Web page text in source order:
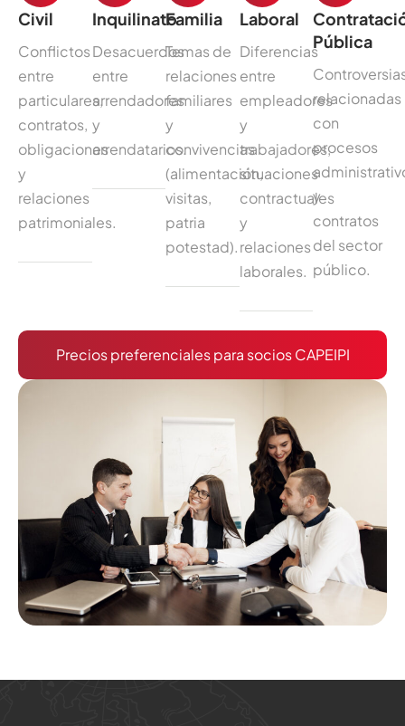
Civil
Conflictos
entre
particulares,
contratos,
obligaciones
y
relaciones
patrimoniales.
Inquilinato
Desacuerdos
entre
arrendadores
y
arrendatarios.
Familia
Temas de
relaciones
familiares
y
convivencias
(alimentación,
visitas,
patria
potestad).
Laboral
Diferencias
entre
empleadores
y
trabajadores,
situaciones
contractuales
y
relaciones
laborales.
Pública
relacionadas
con
procesos
y
contratos
del sector
público.
Precios preferenciales para socios CAPEIPI